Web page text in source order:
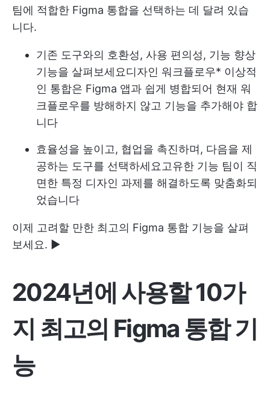
팀에 적합한 Figma 통합을 선택하는 데 달려 있습
니다.
기존 도구와의 호환성, 사용 편의성, 기능 향상
기능을 살펴보세요디자인 워크플로우* 이상적
인 통합은 Figma 앱과 쉽게 병합되어 현재 워
크플로우를 방해하지 않고 기능을 추가해야 합
니다
효율성을 높이고, 협업을 촉진하며, 다음을 제
공하는 도구를 선택하세요 고유한 기능 팀이 직
면한 특정 디자인 과제를 해결하도록 맞춤화되
었습니다
이제 고려할 만한 최고의 Figma 통합 기능을 살펴
보세요. ▶️
2024년에 사용할 10가
지 최고의 Figma 통합 기
능